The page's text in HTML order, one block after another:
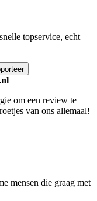
topservice, echt
om een review te
van ons allemaal!
mensen die graag met